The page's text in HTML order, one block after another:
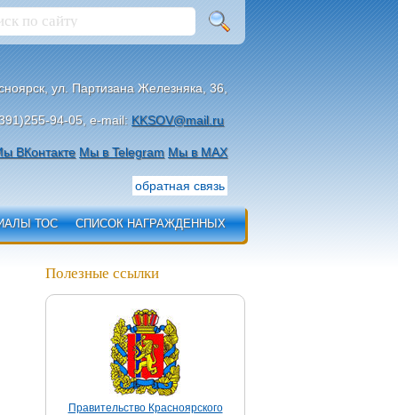
ул. Партизана Железняка, 36,
94-05, e-mail: KKSOV@mail.ru
ВКонтакте Мы в Telegram Мы в МАХ
обратная связь
ТОС СПИСОК НАГРАЖДЕННЫХ
Полезные ссылки
Правительство Красноярского